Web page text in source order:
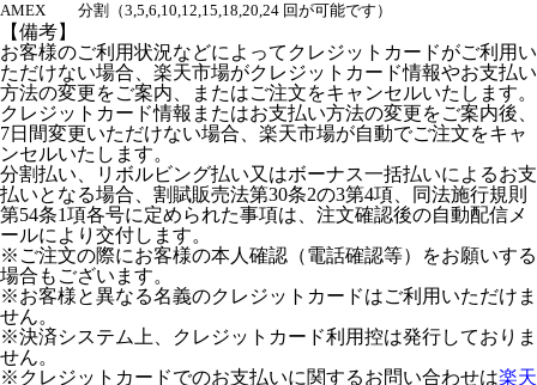
AMEX
分割（3,5,6,10,12,15,18,20,24 回が可能です）
【備考】
お客様のご利用状況などによってクレジットカードがご利用い
ただけない場合、楽天市場がクレジットカード情報やお支払い
方法の変更をご案内、またはご注文をキャンセルいたします。
クレジットカード情報またはお支払い方法の変更をご案内後、
7日間変更いただけない場合、楽天市場が自動でご注文をキャ
ンセルいたします。
分割払い、リボルビング払い又はボーナス一括払いによるお支
払いとなる場合、割賦販売法第30条2の3第4項、同法施行規則
第54条1項各号に定められた事項は、注文確認後の自動配信メ
ールにより交付します。
※ご注文の際にお客様の本人確認（電話確認等）をお願いする
場合もございます。
※お客様と異なる名義のクレジットカードはご利用いただけま
せん。
※決済システム上、クレジットカード利用控は発行しておりま
せん。
※クレジットカードでのお支払いに関するお問い合わせは楽天